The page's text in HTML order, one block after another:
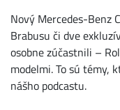
Nový Mercedes-Benz
Brabusu či dve
osobne zúčastnili –
modelmi. To sú témy,
nášho podcastu.